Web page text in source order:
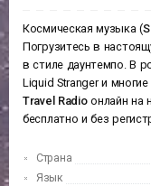
Космическая музыка (
Погрузитесь в
в стиле даунтемпо. В
Liquid Stranger и
Travel Radioонлайн на
бесплатно и без
Страна
Язык